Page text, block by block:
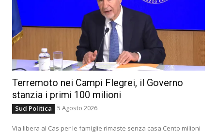
Terremoto nei Campi Flegrei, il Governo
stanzia i primi 100 milioni
Sud Politica 5 Agosto 2026
Via libera al Cas per le famiglie rimaste senza casa Cento milioni